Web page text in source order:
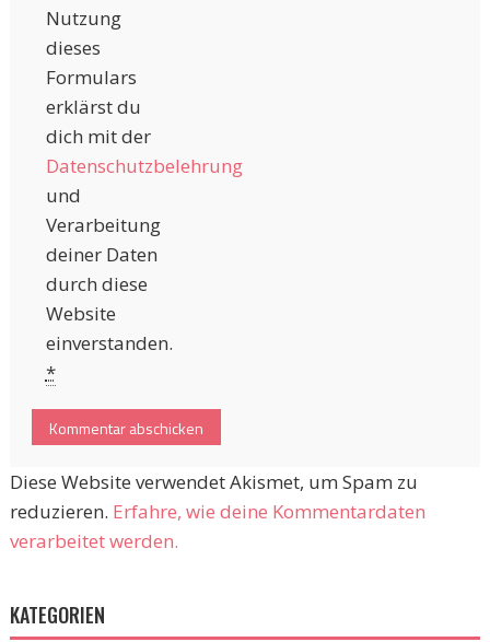
Nutzung
dieses
Formulars
erklärst du
dich mit der
Datenschutzbelehrung
und
Verarbeitung
deiner Daten
durch diese
Website
einverstanden.
*
Diese Website verwendet Akismet, um Spam zu
reduzieren. Erfahre, wie deine Kommentardaten
verarbeitet werden.
KATEGORIEN